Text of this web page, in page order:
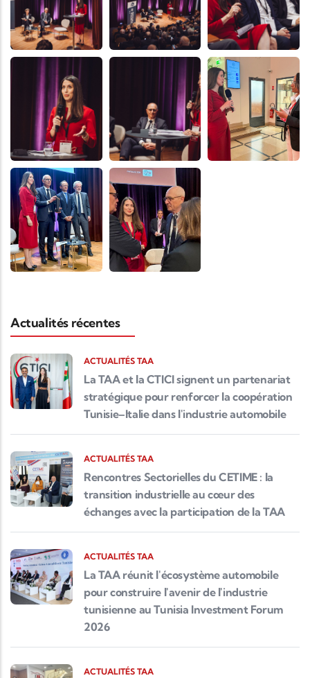
Actualités récentes
ACTUALITÉS TAA
La TAA et la CTICI signent un partenariat
stratégique pour renforcer la coopération
Tunisie–Italie dans l'industrie automobile
ACTUALITÉS TAA
Rencontres Sectorielles du CETIME : la
transition industrielle au cœur des
échanges avec la participation de la TAA
ACTUALITÉS TAA
La TAA réunit l'écosystème automobile
pour construire l'avenir de l'industrie
tunisienne au Tunisia Investment Forum
2026
ACTUALITÉS TAA